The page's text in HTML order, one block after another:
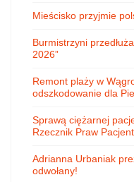
Mieścisko przyjmie
Burmistrzyni
2026”
Remont plaży w
odszkodowanie dla
Sprawą ciężarnej
Rzecznik Praw
Adrianna Urbaniak
odwołany!